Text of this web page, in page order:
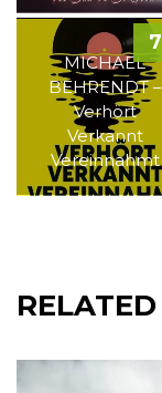
MICHAEL
BEHRENDT –
Verhört
Verkannt
Vereinnahmt